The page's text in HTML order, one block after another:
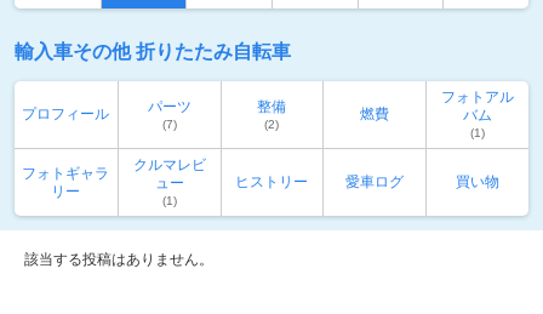
輸入車その他 折りたたみ自転車
プロフィール パーツ
(7)
整備
(2)
燃費
フォトアル
バム
(1)
フォトギャラ
リー
クルマレビ
ュー
(1)
ヒストリー 愛車ログ 買い物
該当する投稿はありません。